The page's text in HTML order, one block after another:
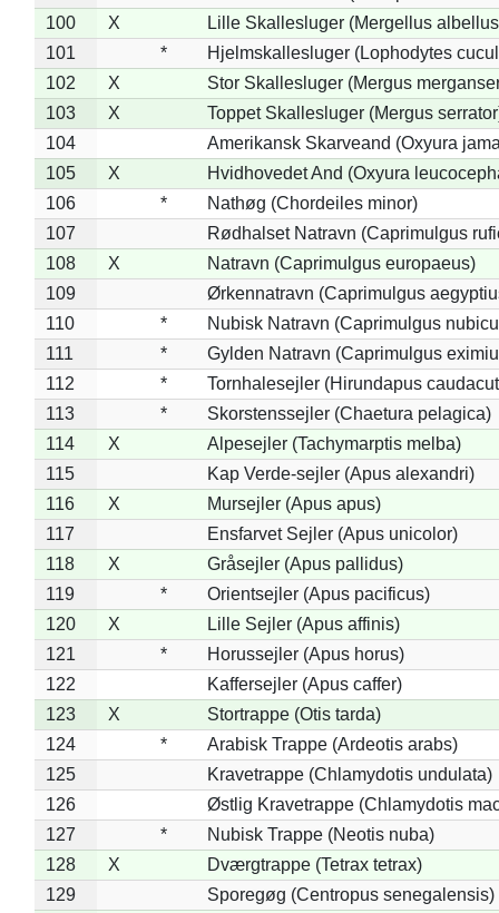
100
X
Lille Skallesluger (Mergellus
101
*
Hjelmskallesluger (Lophodytes
102
X
Stor Skallesluger (Mergus
103
X
Toppet Skallesluger (Mergus
104
Amerikansk Skarveand (Oxyura
105
X
Hvidhovedet And (Oxyura
106
*
Nathøg (Chordeiles minor)
107
Rødhalset Natravn (Caprimulgus
108
X
Natravn (Caprimulgus europaeus)
109
Ørkennatravn (Caprimulgus
110
*
Nubisk Natravn (Caprimulgus
111
*
Gylden Natravn (Caprimulgus
112
*
Tornhalesejler (Hirundapus
113
*
Skorstenssejler (Chaetura pelagica)
114
X
Alpesejler (Tachymarptis melba)
115
Kap Verde-sejler (Apus alexandri)
116
X
Mursejler (Apus apus)
117
Ensfarvet Sejler (Apus unicolor)
118
X
Gråsejler (Apus pallidus)
119
*
Orientsejler (Apus pacificus)
120
X
Lille Sejler (Apus affinis)
121
*
Horussejler (Apus horus)
122
Kaffersejler (Apus caffer)
123
X
Stortrappe (Otis tarda)
124
*
Arabisk Trappe (Ardeotis arabs)
125
Kravetrappe (Chlamydotis undulata)
126
Østlig Kravetrappe (Chlamydotis
127
*
Nubisk Trappe (Neotis nuba)
128
X
Dværgtrappe (Tetrax tetrax)
129
Sporegøg (Centropus senegalensis)